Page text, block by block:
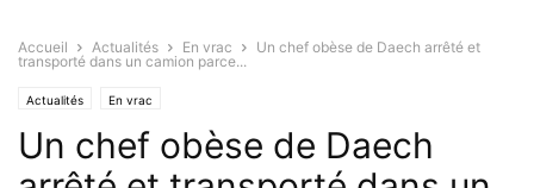
Accueil Actualités En vrac
Un chef obèse de Daech arrêté et
transporté dans un camion parce...
Actualités En vrac
Un chef obèse de Daech